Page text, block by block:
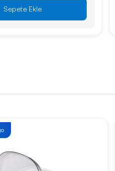
Sepete Ekle